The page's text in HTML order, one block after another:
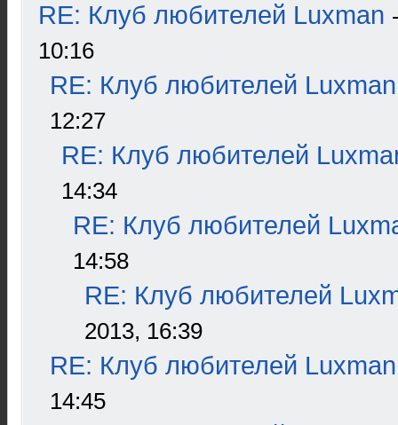
RE: Клуб любителей Luxman
10:16
RE: Клуб любителей Luxman
12:27
RE: Клуб любителей
14:34
RE: Клуб любителей
14:58
RE: Клуб любителей
2013, 16:39
RE: Клуб любителей Luxman
14:45